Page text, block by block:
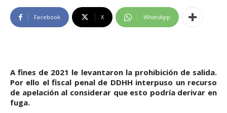
Facebook X WhatsApp
A fines de 2021 le levantaron la prohibición de salida.
Por ello el fiscal penal de DDHH interpuso un recurso
de apelación al considerar que esto podría derivar en
fuga.